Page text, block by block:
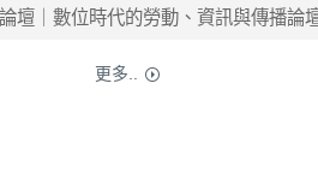
壇｜數位時代的勞動、資訊與傳播論
更多..